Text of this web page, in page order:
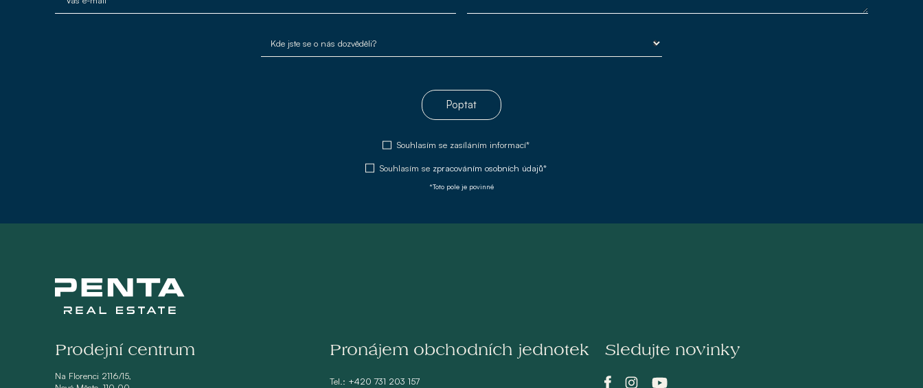
Poptat
Souhlasím se zasíláním informací*
Souhlasím se zpracováním osobních údajů*
*Toto pole je povinné
Prodejní centrum
Na Florenci 2116/15,
Pronájem obchodních jednotek
Tel.: +420 731 203 157
Sledujte novinky